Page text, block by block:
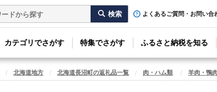
よくあるご質問・お問い合
カテゴリでさがす 特集でさがす ふるさと納税を知る
北海道地方 北海道長沼町の返礼品一覧 肉・ハム類 羊肉・鴨